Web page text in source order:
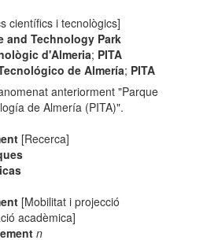
científics i tecnològics]
and Technology Park
d'Almeria; PITA
de Almería; PITA
anteriorment "Parque
de Almería (PITA)".
[Recerca]
[Mobilitat i projecció
acadèmica]
n